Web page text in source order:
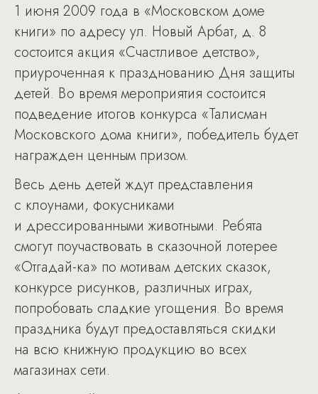
1 июня 2009 года в «Московском доме
книги» по адресу ул. Новый Арбат, д. 8
состоится акция «Счастливое детство»,
приуроченная к празднованию Дня защиты
детей. Во время мероприятия состоится
подведение итогов конкурса «Талисман
Московского дома книги», победитель будет
награжден ценным призом.
Весь день детей ждут представления
с клоунами, фокусниками
и дрессированными животными. Ребята
смогут поучаствовать в сказочной лотерее
«Отгадай-ка» по мотивам детских сказок,
конкурсе рисунков, различных играх,
попробовать сладкие угощения. Во время
праздника будут предоставляться скидки
на всю книжную продукцию во всех
магазинах сети.